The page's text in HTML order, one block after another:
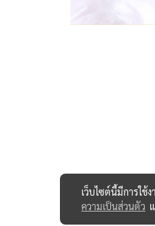
เว็บไซต์นี้มีการใช้
ความเป็นส่วนตัว